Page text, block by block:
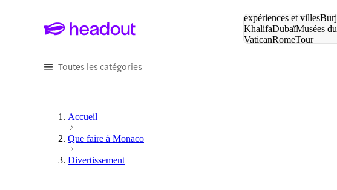
expériences et villesBurj
KhalifaDubaïMusées du
VaticanRomeTour
Toutes les catégories
Accueil
Que faire à Monaco
Divertissement